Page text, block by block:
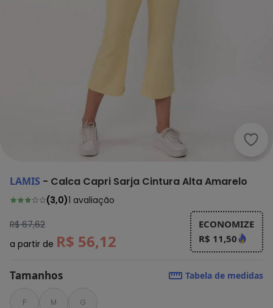
LAMIS - Calca Capri Sarja Cintura Alta Amarelo
(3,0)1 avaliação
R$ 67,62
a partir de R$ 56,12
ECONOMIZE
R$ 11,50
Tamanhos Tabela de medidas
P M G